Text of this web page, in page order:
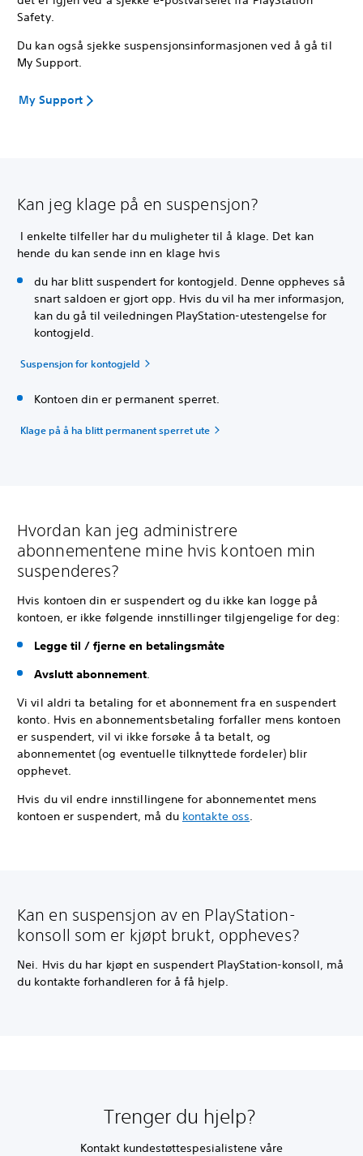
Safety.
Du kan også sjekke suspensjonsinformasjonen ved å gå til
My Support.
My Support
Kan jeg klage på en suspensjon?
I enkelte tilfeller har du muligheter til å klage. Det kan
hende du kan sende inn en klage hvis
du har blitt suspendert for kontogjeld. Denne oppheves så
snart saldoen er gjort opp. Hvis du vil ha mer informasjon,
kan du gå til veiledningen PlayStation-utestengelse for
kontogjeld.
Suspensjon for kontogjeld
Kontoen din er permanent sperret.
Klage på å ha blitt permanent sperret ute
Hvordan kan jeg administrere
abonnementene mine hvis kontoen min
suspenderes?
Hvis kontoen din er suspendert og du ikke kan logge på
kontoen, er ikke følgende innstillinger tilgjengelige for deg:
Legge til / fjerne en betalingsmåte
Avslutt abonnement
Vi vil aldri ta betaling for et abonnement fra en suspendert
konto. Hvis en abonnementsbetaling forfaller mens kontoen
er suspendert, vil vi ikke forsøke å ta betalt, og
abonnementet (og eventuelle tilknyttede fordeler) blir
opphevet.
Hvis du vil endre innstillingene for abonnementet mens
kontoen er suspendert, må du kontakte oss
Kan en suspensjon av en PlayStation-
konsoll som er kjøpt brukt, oppheves?
Nei. Hvis du har kjøpt en suspendert PlayStation-konsoll, må
du kontakte forhandleren for å få hjelp.
Trenger du hjelp?
Kontakt kundestøttespesialistene våre